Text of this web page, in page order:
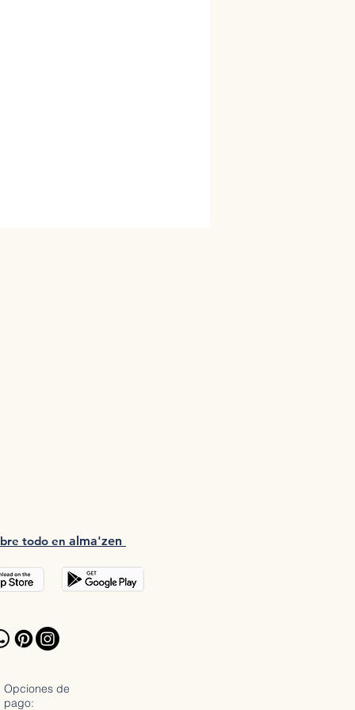
todo en a lma'zen
Opciones de
pago: